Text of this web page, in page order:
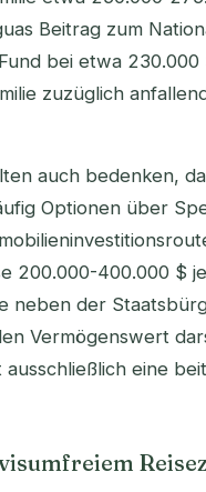
Beitrag zum
bei etwa
zuzüglich
auch bedenken,
Optionen über
200.000-400.000 $
neben der
Vermögenswert
eine